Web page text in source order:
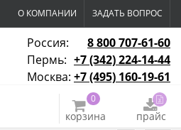
О КОМПАНИИ ЗАДАТЬ ВОПРОС
Россия:
8 800 707-61-60
Пермь: +7 (342) 224-14-44
Москва: +7 (495) 160-19-61
0
корзина прайс